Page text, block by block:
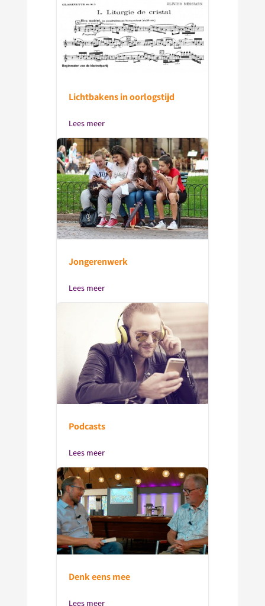
Lichtbakens in oorlogstijd
Lees meer
Jongerenwerk
Lees meer
Podcasts
Lees meer
Denk eens mee
Lees meer